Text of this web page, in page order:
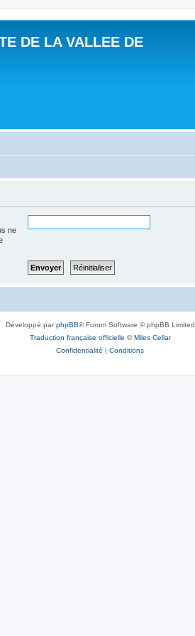
DE LA VALLEE DE
ne
Développé parphpBB® Forum Software © phpBB Limited
Traduction française officielle ©Miles Cellar
Confidentialité | Conditions